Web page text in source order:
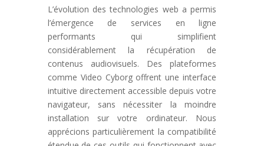
L’évolution des technologies web a permis
l’émergence de services en ligne
performants qui simplifient
considérablement la récupération de
contenus audiovisuels. Des plateformes
comme Video Cyborg offrent une interface
intuitive directement accessible depuis votre
navigateur, sans nécessiter la moindre
installation sur votre ordinateur. Nous
apprécions particulièrement la compatibilité